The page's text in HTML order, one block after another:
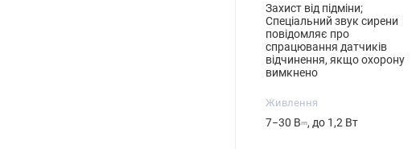
Захист від підміни;
Спеціальний звук сирени
повідомляє про
спрацювання датчиків
відчинення, якщо охорону
вимкнено
Живлення
7−30 В⎓, до 1,2 Вт